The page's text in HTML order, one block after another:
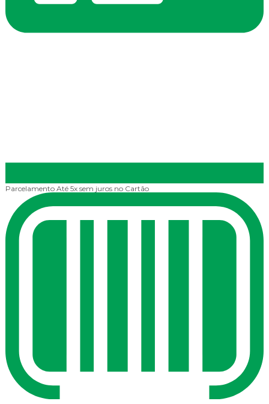
Parcelamento Até 5x sem juros no Cartão